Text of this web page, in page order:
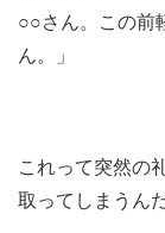
○○さん。この前
ん。」
これって突然の
取ってしまうん